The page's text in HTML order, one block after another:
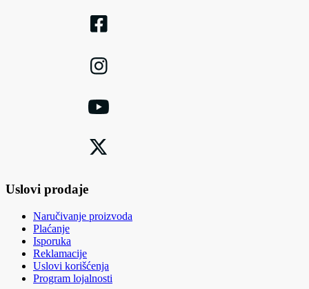
Uslovi prodaje
Naručivanje proizvoda
Plaćanje
Isporuka
Reklamacije
Uslovi korišćenja
Program lojalnosti